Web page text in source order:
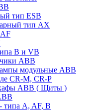
тип ESB
тип AX
B и VB
ABB
модульные ABB
CR-M, CR-P
ABB ( Щиты )
типа A, AF, B